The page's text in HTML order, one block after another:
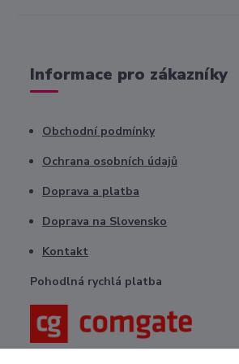
Informace pro zákazníky
Obchodní podmínky
Ochrana osobních údajů
Doprava a platba
Doprava na Slovensko
Kontakt
Pohodlná rychlá platba